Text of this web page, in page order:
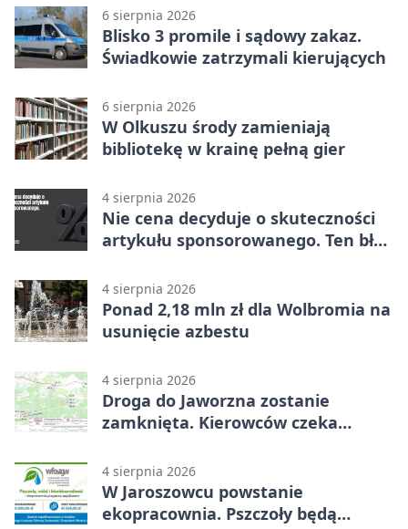
6 sierpnia 2026
Blisko 3 promile i sądowy zakaz.
Świadkowie zatrzymali kierujących
6 sierpnia 2026
W Olkuszu środy zamieniają
bibliotekę w krainę pełną gier
4 sierpnia 2026
Nie cena decyduje o skuteczności
artykułu sponsorowanego. Ten błąd
4 sierpnia 2026
Ponad 2,18 mln zł dla Wolbromia na
usunięcie azbestu
4 sierpnia 2026
Droga do Jaworzna zostanie
zamknięta. Kierowców czeka
4 sierpnia 2026
W Jaroszowcu powstanie
ekopracownia. Pszczoły będą